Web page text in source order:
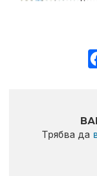
Трябва да